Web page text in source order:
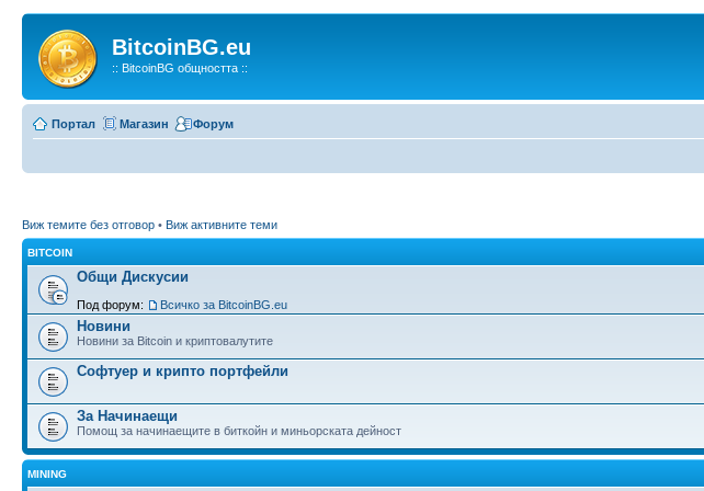
BitcoinBG.eu
:: BitcoinBG общността ::
Портал Магазин Форум
Виж темите без отговор • Виж активните теми
BITCOIN
Общи Дискусии
Под форум: Всичко за BitcoinBG.eu
Новини
Новини за Bitcoin и криптовалутите
Софтуер и крипто портфейли
За Начинаещи
Помощ за начинаещите в биткойн и миньорската дейност
MINING